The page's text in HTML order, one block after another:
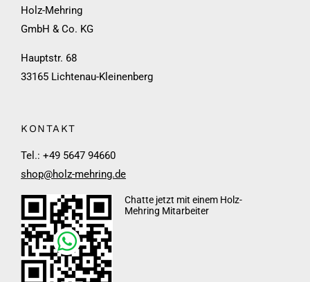
Holz-Mehring
GmbH & Co. KG
Hauptstr. 68
33165 Lichtenau-Kleinenberg
KONTAKT
Tel.: +49 5647 94660
shop@holz-mehring.de
Chatte jetzt mit einem Holz-
Mehring Mitarbeiter